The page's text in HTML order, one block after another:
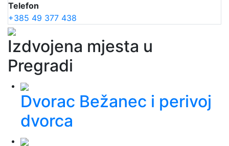
Telefon
+385 49 377 438
Izdvojena mjesta u
Pregradi
Dvorac Bežanec i perivoj
dvorca